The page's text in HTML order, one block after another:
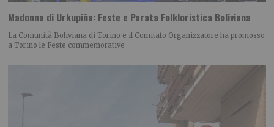
Madonna di Urkupiña: Feste e Parata Folkloristica Boliviana
La Comunità Boliviana di Torino e il Comitato Organizzatore ha promosso
a Torino le Feste commemorative